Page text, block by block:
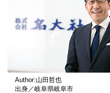
Author:山田哲也
出身／岐阜県岐阜市